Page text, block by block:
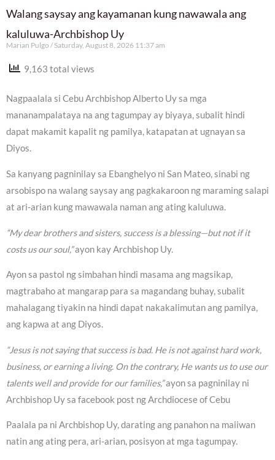
Walang saysay ang kayamanan kung nawawala ang
kaluluwa-Archbishop Uy
Marian Pulgo Saturday, August 8, 2026 11:37 am
9,163 total views
Nagpaalala si Cebu Archbishop Alberto Uy sa mga
mananampalataya na ang tagumpay ay biyaya, subalit hindi
dapat makamit kapalit ng pamilya, katapatan at ugnayan sa
Diyos.
Sa kanyang pagninilay sa Ebanghelyo ni San Mateo, sinabi ng
arsobispo na walang saysay ang pagkakaroon ng maraming salapi
at ari-arian kung mawawala naman ang ating kaluluwa.
“My dear brothers and sisters, success is a blessing—but not if it
costs us our soul,”ayon kay Archbishop Uy.
Ayon sa pastol ng simbahan hindi masama ang magsikap,
magtrabaho at mangarap para sa magandang buhay, subalit
mahalagang tiyakin na hindi dapat nakakalimutan ang pamilya,
ang kapwa at ang Diyos.
“Jesus is not saying that success is bad. He is not against hard work,
business, or earning a living. On the contrary, He wants us to use our
talents well and provide for our families,”ayon sa pagninilay ni
Archbishop Uy sa facebook post ng Archdiocese of Cebu
Paalala pa ni Archbishop Uy, darating ang panahon na maiiwan
natin ang ating pera, ari-arian, posisyon at mga tagumpay.